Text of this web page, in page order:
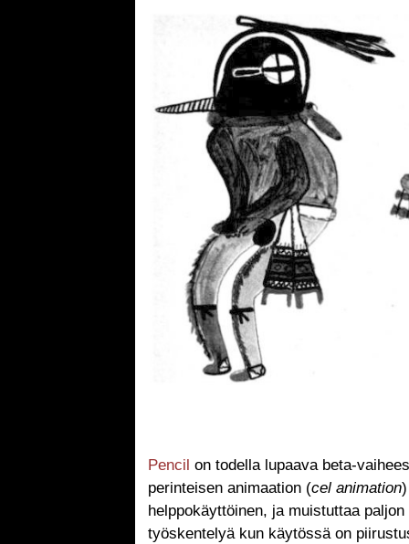
Pencil on todella lupaava beta-
perinteisen animaation (cel animation
helppokäyttöinen, ja muistuttaa
työskentelyä kun käytössä on